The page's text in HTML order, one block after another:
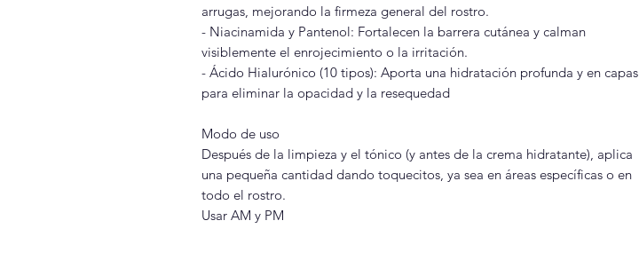
arrugas, mejorando la firmeza general del rostro.
- Niacinamida y Pantenol: Fortalecen la barrera cutánea y calman
visiblemente el enrojecimiento o la irritación.
- Ácido Hialurónico (10 tipos): Aporta una hidratación profunda y en capas
para eliminar la opacidad y la resequedad
Modo de uso
Después de la limpieza y el tónico (y antes de la crema hidratante), aplica
una pequeña cantidad dando toquecitos, ya sea en áreas específicas o en
todo el rostro.
Usar AM y PM